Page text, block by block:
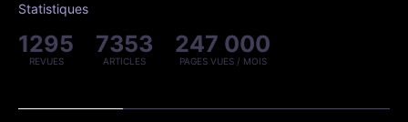
Statistiques
1295
REVUES
7353
ARTICLES
247 000
PAGES VUES / MOIS